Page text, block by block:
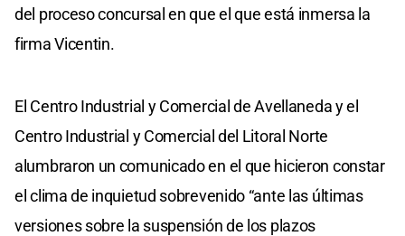
del proceso concursal en que el que está inmersa la
firma Vicentin.
El Centro Industrial y Comercial de Avellaneda y el
Centro Industrial y Comercial del Litoral Norte
alumbraron un comunicado en el que hicieron constar
el clima de inquietud sobrevenido “ante las últimas
versiones sobre la suspensión de los plazos